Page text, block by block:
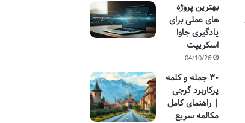
بهترین پروژه
های عملی برای
یادگیری جاوا
اسکریپت
04/10/26
۳۰ جمله و کلمه
پرکاربرد گرجی
| راهنمای کامل
مکالمه سریع